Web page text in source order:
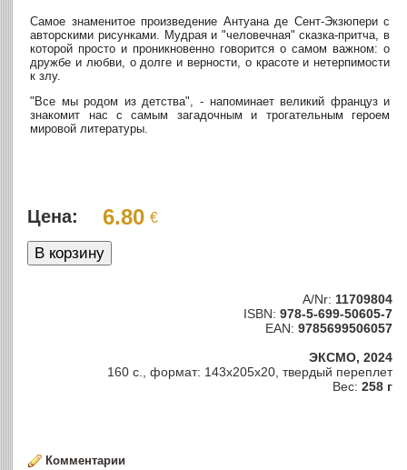
Самое знаменитое произведение Антуана де Сент-Экзюпери с
авторскими рисунками. Мудрая и "человечная" сказка-притча, в
которой просто и проникновенно говорится о самом важном: о
дружбе и любви, о долге и верности, о красоте и нетерпимости
к злу.
"Все мы родом из детства", - напоминает великий француз и
знакомит нас с самым загадочным и трогательным героем
мировой литературы.
Цена: 6.80 €
A/Nr: 11709804
ISBN: 978-5-699-50605-7
EAN: 9785699506057
ЭКСМО, 2024
160 с., формат: 143x205x20, твердый переплет
Вес: 258 г
Комментарии